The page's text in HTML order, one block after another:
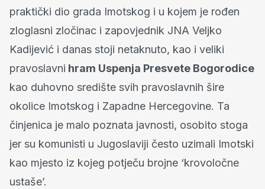
praktički dio grada Imotskog i u kojem je rođen
zloglasni zločinac i zapovjednik JNA Veljko
Kadijević i danas stoji netaknuto, kao i veliki
pravoslavni hram Uspenja Presvete Bogorodice
kao duhovno središte svih pravoslavnih šire
okolice Imotskog i Zapadne Hercegovine. Ta
činjenica je malo poznata javnosti, osobito stoga
jer su komunisti u Jugoslaviji često uzimali Imotski
kao mjesto iz kojeg potječu brojne ‘krovoločne
ustaše’.